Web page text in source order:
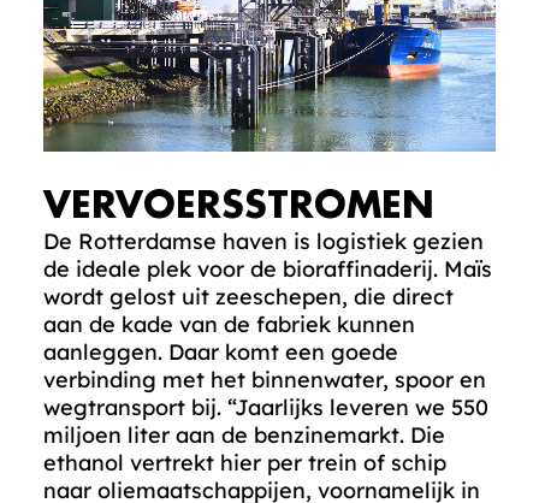
VERVOERSSTROMEN
De Rotterdamse haven is logistiek gezien
de ideale plek voor de bioraffinaderij. Maïs
wordt gelost uit zeeschepen, die direct
aan de kade van de fabriek kunnen
aanleggen. Daar komt een goede
verbinding met het binnenwater, spoor en
wegtransport bij. “Jaarlijks leveren we 550
miljoen liter aan de benzinemarkt. Die
ethanol vertrekt hier per trein of schip
naar oliemaatschappijen, voornamelijk in